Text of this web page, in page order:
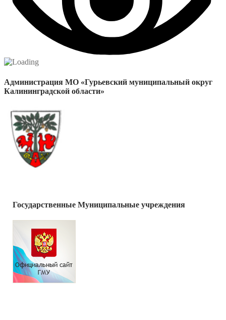
Администрация МО «Гурьевский муниципальный округ
Калининградской области»
Государственные Муниципальные учреждения